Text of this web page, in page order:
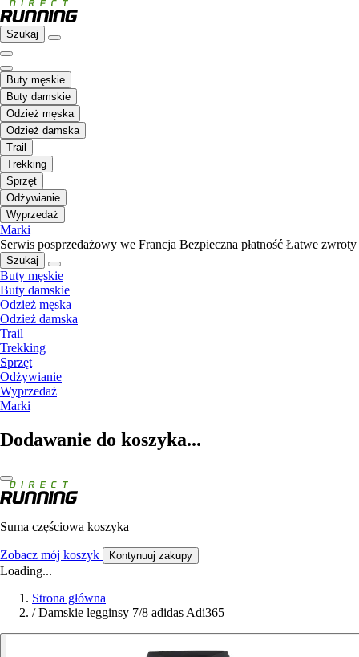
Szukaj
Buty męskie
Buty damskie
Odzież męska
Odzież damska
Trail
Trekking
Sprzęt
Odżywianie
Wyprzedaż
Marki
Serwis posprzedażowy we Francja Bezpieczna płatność Łatwe zwroty
Szukaj
Buty męskie
Buty damskie
Odzież męska
Odzież damska
Trail
Trekking
Sprzęt
Odżywianie
Wyprzedaż
Marki
Dodawanie do koszyka...
Suma częściowa koszyka
Zobacz mój koszyk Kontynuuj zakupy
Loading...
Strona główna
/ Damskie legginsy 7/8 adidas Adi365